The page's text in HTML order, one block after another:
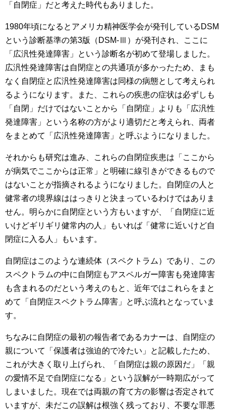
「自閉症」だと考えた時代もありました。
1980年頃になるとアメリカ精神医学会が発刊しているDSM
という診断基準の第3版（DSM-Ⅲ）が発刊され、ここに
「広汎性発達障害」という診断名が初めて登場しました。
広汎性発達障害は自閉症との共通項が多かったため、まも
なく自閉症と広汎性発達障害は同様の病態として考えられ
るようになります。また、これらの疾患の症状は必ずしも
「自閉」だけではないことから「自閉症」よりも「広汎性
発達障害」という名称の方がより適切だと考えられ、両者
をまとめて「広汎性発達障害」と呼ぶようになりました。
それからも研究は進み、これらの自閉症疾患は「ここから
が病気でここからは正常」と明確に線引きができるもので
はないことが指摘されるようになりました。自閉症の人と
健常者の境界線ははっきりと決まっているわけではありま
せん。明らかに自閉症という方もいますが、「自閉症に近
いけどギリギリ健常内の人」もいれば「健常に近いけど自
閉症に入る人」もいます。
自閉症はこのような連続体（スペクトラム）であり、この
スペクトラムの中に自閉症もアスペルガー障害も発達障害
も含まれるのだという考えのもと、近年ではこれらをまと
めて「自閉症スペクトラム障害」と呼ぶ流れとなっていま
す。
ちなみに自閉症の最初の報告者であるカナーは、自閉症の
親について「保護者は強迫的で冷たい」と記載したため、
これが大きく取り上げられ、「自閉症は親の原因だ」「親
の愛情不足で自閉症になる」という誤解が一時期広がって
しまいました。現在では両親の育て方の影響は否定されて
いますが、未だこの誤解は根強く残っており、不要な罪悪